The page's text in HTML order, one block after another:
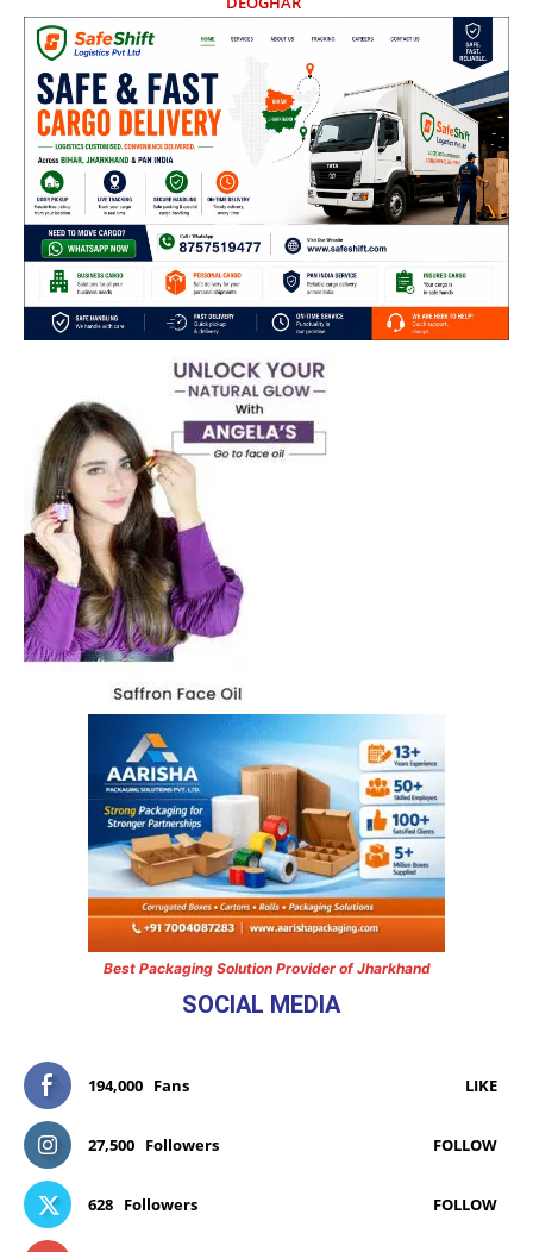
Best Packaging Solution Provider of Jharkhand
SOCIAL MEDIA
194,000 Fans LIKE
27,500 Followers FOLLOW
628 Followers FOLLOW